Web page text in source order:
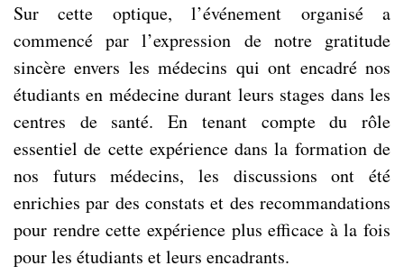
Sur cette optique, l’événement organisé a
commencé par l’expression de notre gratitude
sincère envers les médecins qui ont encadré nos
étudiants en médecine durant leurs stages dans les
centres de santé. En tenant compte du rôle
essentiel de cette expérience dans la formation de
nos futurs médecins, les discussions ont été
enrichies par des constats et des recommandations
pour rendre cette expérience plus efficace à la fois
pour les étudiants et leurs encadrants.